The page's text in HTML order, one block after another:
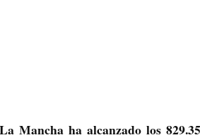
Mancha ha alcanzado los